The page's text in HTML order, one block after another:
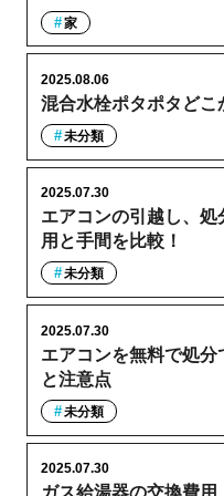
家
混合水栓ポタポタどこ
2025.08.06
未分類
エアコンの引越し、
用と手間を比較！
2025.07.30
未分類
エアコンを無料で処
と注意点
2025.07.30
未分類
ガス給湯器の交換費
2025.07.30